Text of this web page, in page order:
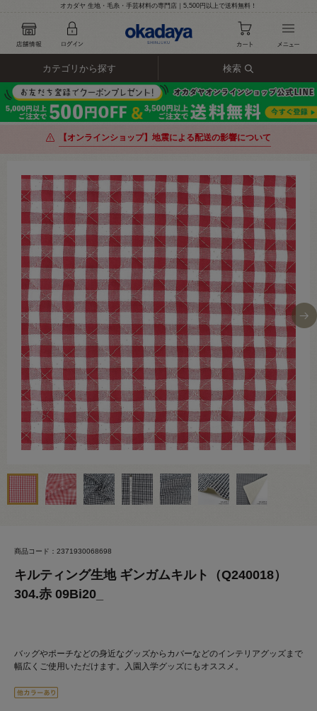
オカダヤ 生地・毛糸・手芸材料の専門店｜5,500円以上で送料無料！
カテゴリから探す 検索
【オンラインショップ】地震による配送の影響について
商品コード：2371930068698
キルティング生地 ギンガムキルト（Q240018）
304.赤 09Bi20_
バッグやポーチなどの身近なグッズからカバーなどのインテリアグッズまで
幅広くご使用いただけます。入園入学グッズにもオススメ。